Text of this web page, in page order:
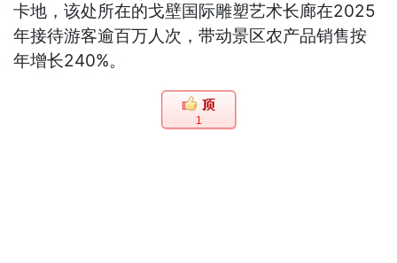
卡地，该处所在的戈壁国际雕塑艺术长廊在2025
年接待游客逾百万人次，带动景区农产品销售按
年增长240%。
1